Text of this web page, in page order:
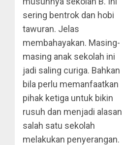
sering bentrok dan hobi
tawuran. Jelas
membahayakan. Masing-
masing anak sekolah ini
jadi saling curiga. Bahkan
bila perlu memanfaatkan
pihak ketiga untuk bikin
rusuh dan menjadi alasan
salah satu sekolah
melakukan penyerangan.